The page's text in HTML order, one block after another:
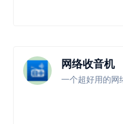
网络收音机
一个超好用的网